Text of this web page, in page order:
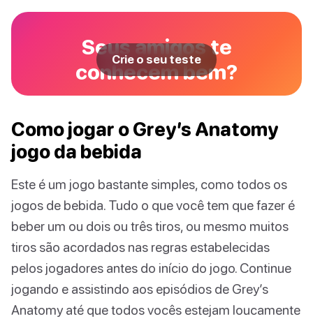
Seus amigos te
conhecem bem?
Crie o seu teste
Como jogar o Grey’s Anatomy
jogo da bebida
Este é um jogo bastante simples, como todos os
jogos de bebida. Tudo o que você tem que fazer é
beber um ou dois ou três tiros, ou mesmo muitos
tiros são acordados nas regras estabelecidas
pelos jogadores antes do início do jogo. Continue
jogando e assistindo aos episódios de Grey’s
Anatomy até que todos vocês estejam loucamente